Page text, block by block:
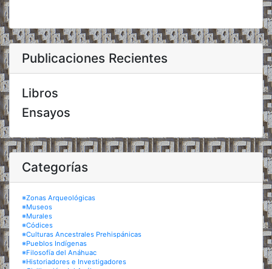
Publicaciones Recientes
Libros
Ensayos
Categorías
※Zonas Arqueológicas
※Museos
※Murales
※Códices
※Culturas Ancestrales Prehispánicas
※Pueblos Indígenas
※Filosofía del Anáhuac
※Historiadores e Investigadores